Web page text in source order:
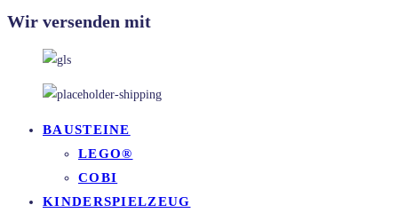
Wir versenden mit
BAUSTEINE
LEGO®
COBI
KINDERSPIELZEUG